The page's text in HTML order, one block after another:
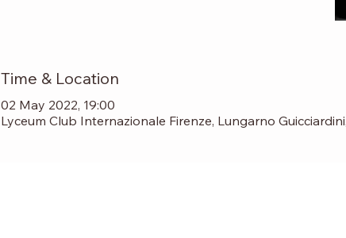
Time & Location
02 May 2022, 19:00
Lyceum Club Internazionale Firenze, Lungarno